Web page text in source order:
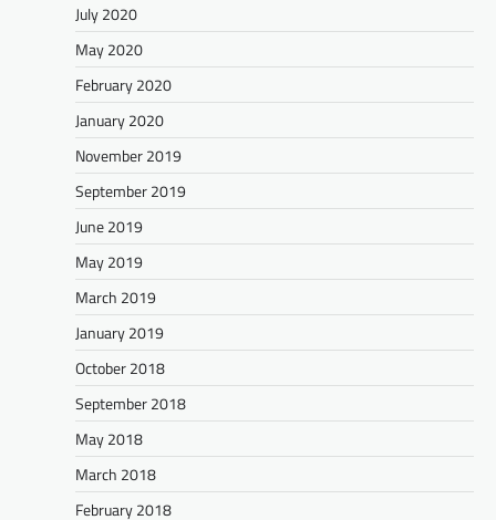
July 2020
May 2020
February 2020
January 2020
November 2019
September 2019
June 2019
May 2019
March 2019
January 2019
October 2018
September 2018
May 2018
March 2018
February 2018